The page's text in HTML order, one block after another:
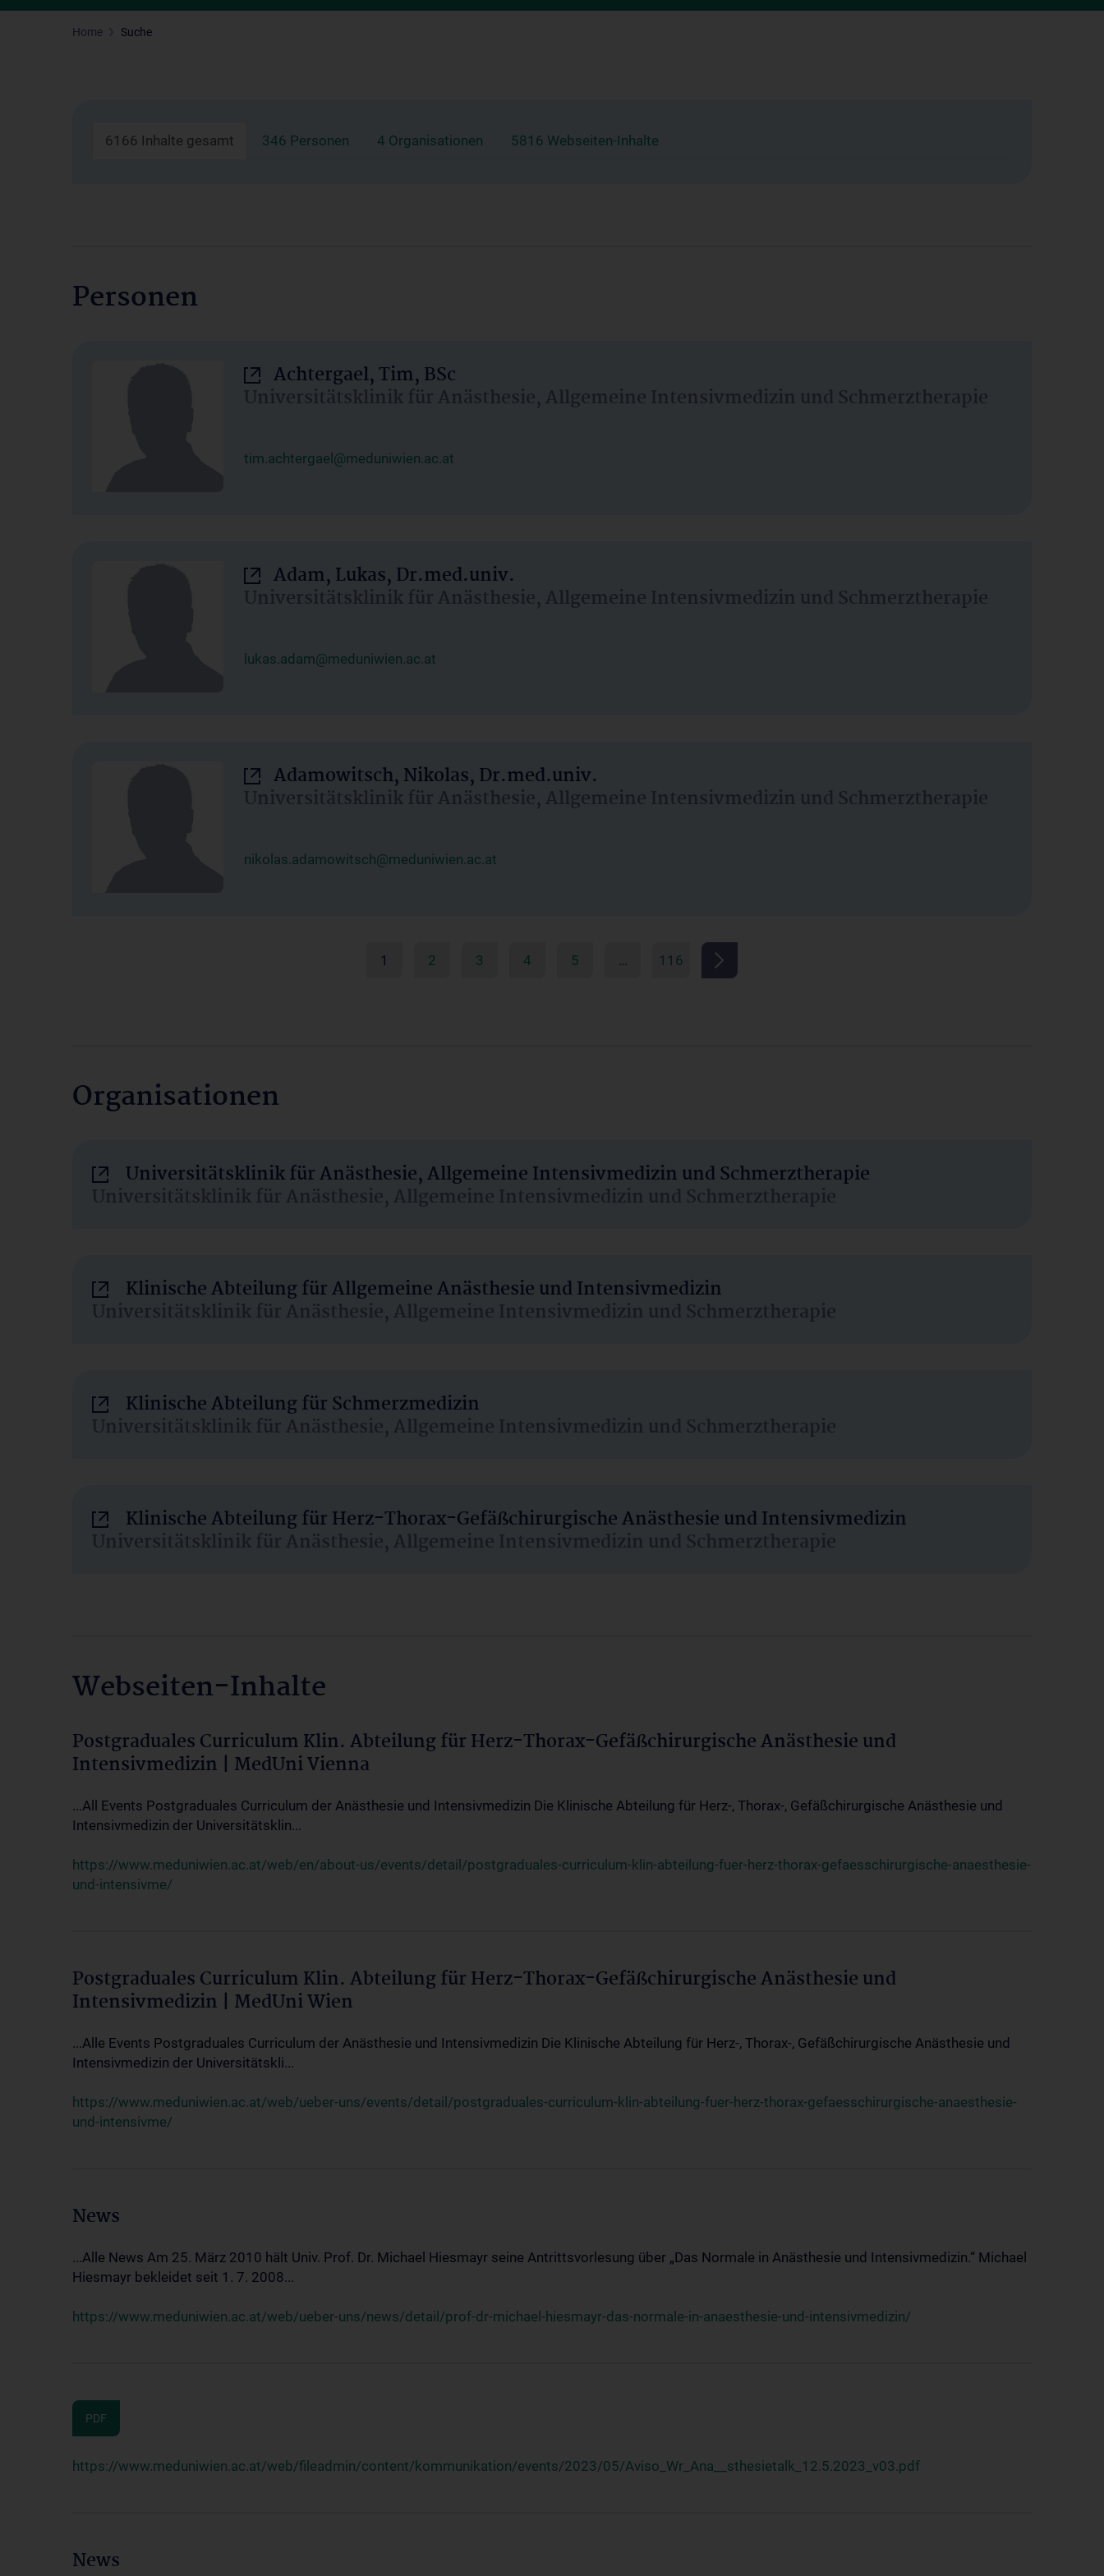
Home Suche
6166 Inhalte gesamt 346 Personen 4 Organisationen 5816 Webseiten-Inhalte
Personen
Achtergael, Tim, BSc
Universitätsklinik für Anästhesie, Allgemeine Intensivmedizin und Schmerztherapie
tim.achtergael@meduniwien.ac.at
Adam, Lukas, Dr.med.univ.
Universitätsklinik für Anästhesie, Allgemeine Intensivmedizin und Schmerztherapie
lukas.adam@meduniwien.ac.at
Adamowitsch, Nikolas, Dr.med.univ.
Universitätsklinik für Anästhesie, Allgemeine Intensivmedizin und Schmerztherapie
nikolas.adamowitsch@meduniwien.ac.at
1 2 3 4 5 … 116
Organisationen
Universitätsklinik für Anästhesie, Allgemeine Intensivmedizin und Schmerztherapie
Universitätsklinik für Anästhesie, Allgemeine Intensivmedizin und Schmerztherapie
Klinische Abteilung für Allgemeine Anästhesie und Intensivmedizin
Universitätsklinik für Anästhesie, Allgemeine Intensivmedizin und Schmerztherapie
Klinische Abteilung für Schmerzmedizin
Universitätsklinik für Anästhesie, Allgemeine Intensivmedizin und Schmerztherapie
Klinische Abteilung für Herz-Thorax-Gefäßchirurgische Anästhesie und Intensivmedizin
Universitätsklinik für Anästhesie, Allgemeine Intensivmedizin und Schmerztherapie
Webseiten-Inhalte
Postgraduales Curriculum Klin. Abteilung für Herz-Thorax-Gefäßchirurgische Anästhesie und
Intensivmedizin | MedUni Vienna
...All Events Postgraduales Curriculum der Anästhesie und Intensivmedizin Die Klinische Abteilung für Herz-, Thorax-, Gefäßchirurgische Anästhesie und
Intensivmedizin der Universitätsklin...
https://www.meduniwien.ac.at/web/en/about-us/events/detail/postgraduales-curriculum-klin-abteilung-fuer-herz-thorax-gefaesschirurgische-anaesthesie-
und-intensivme/
Postgraduales Curriculum Klin. Abteilung für Herz-Thorax-Gefäßchirurgische Anästhesie und
Intensivmedizin | MedUni Wien
...Alle Events Postgraduales Curriculum der Anästhesie und Intensivmedizin Die Klinische Abteilung für Herz-, Thorax-, Gefäßchirurgische Anästhesie und
Intensivmedizin der Universitätskli...
https://www.meduniwien.ac.at/web/ueber-uns/events/detail/postgraduales-curriculum-klin-abteilung-fuer-herz-thorax-gefaesschirurgische-anaesthesie-
und-intensivme/
News
...Alle News Am 25. März 2010 hält Univ. Prof. Dr. Michael Hiesmayr seine Antrittsvorlesung über „Das Normale in Anästhesie und Intensivmedizin.“ Michael
Hiesmayr bekleidet seit 1. 7. 2008...
https://www.meduniwien.ac.at/web/ueber-uns/news/detail/prof-dr-michael-hiesmayr-das-normale-in-anaesthesie-und-intensivmedizin/
PDF
https://www.meduniwien.ac.at/web/fileadmin/content/kommunikation/events/2023/05/Aviso_Wr_Ana__sthesietalk_12.5.2023_v03.pdf
News